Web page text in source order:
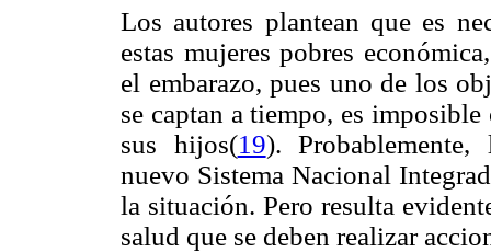
Los autores plantean que es
estas mujeres pobres
el embarazo, pues uno de los
se captan a tiempo, es
sus hijos(19).
nuevo Sistema Nacional
la situación. Pero resulta
salud que se deben realizar